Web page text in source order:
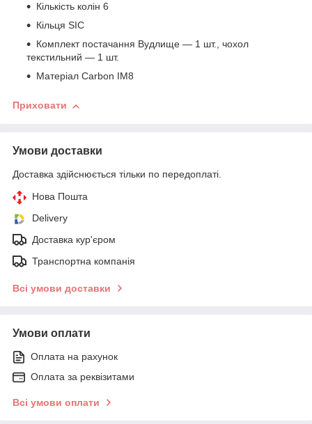
Кількість колін 6
Кільця SIC
Комплект постачання Вудлище — 1 шт., чохол
текстильний — 1 шт.
Матеріал Carbon IM8
Приховати
Умови доставки
Доставка здійснюється тільки по передоплаті.
Нова Пошта
Delivery
Доставка кур'єром
Транспортна компанія
Всі умови доставки
Умови оплати
Оплата на рахунок
Оплата за реквізитами
Всі умови оплати